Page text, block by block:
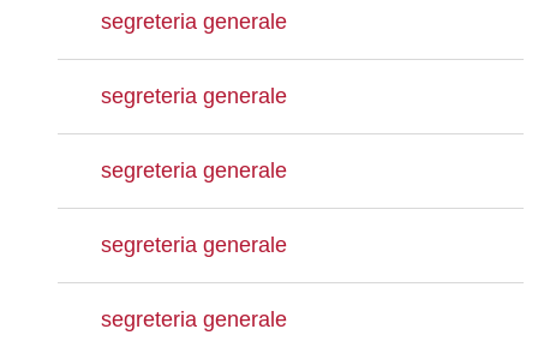
segreteria generale
segreteria generale
segreteria generale
segreteria generale
segreteria generale